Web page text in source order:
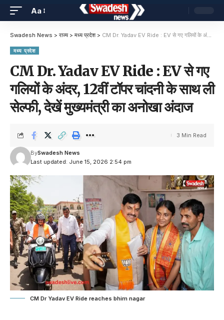
Aa
Swadesh News > राज्य> मध्य प्रदेश> CM Dr. Yadav EV Ride : EV से गए गलियों के अंदर, 12वीं टॉपर चांदनी के साथ ली सेल्फी, देखें मुख्यमंत्री का अनोखा अंदाज
मध्य प्रदेश
CM Dr. Yadav EV Ride : EV से गए
गलियों के अंदर, 12वीं टॉपर चांदनी के साथ ली
सेल्फी, देखें मुख्यमंत्री का अनोखा अंदाज
Last updated: June 15, 2026 2:54 pm
BySwadesh News
3 Min Read
CM Dr Yadav EV Ride reaches bhim nagar